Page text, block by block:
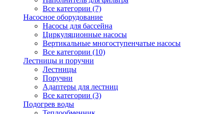
Все категории (7)
Насосное оборудование
Насосы для бассейна
Циркуляционные насосы
Вертикальные многоступенчатые насосы
Все категории (10)
Лестницы и поручни
Лестницы
Поручни
Адаптеры для лестниц
Все категории (3)
Подогрев воды